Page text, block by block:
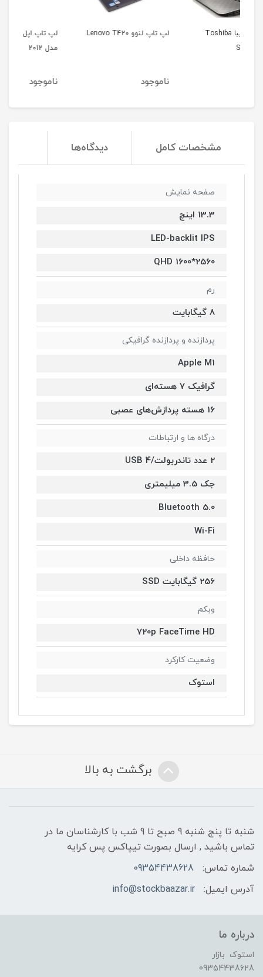
لپ تاپ لنوو Lenovo T420
لپ تاپ اپل مک بوک ایر
مشخصات کامل دیدگاه‌ها
صفحه نمایش
13.3 اینچ
LED-backlit IPS
2560*1600 QHD
رم
8 گیگابایت
پردازنده و پردازنده گرافیکی
Apple M1
گرافیک 7 هسته‌ای
16 هسته پردازش‌های عصبی
درگاه ها و ارتباطات
2 عدد تاندربولت/USB 4
جک 3.5 میلیمتری
Bluetooth 5.0
Wi-Fi
حافظه داخلی
256 گیگابایت SSD
وبکم
720p FaceTime HD
وضعیت کارکرد
استوک
برگشت به بالا
شنبه تا پنج شنبه 9 صبح تا 9 شب با کارشناسان ما در
تماس باشید , ارسال بصورت تیپاکس پس کرایه
شماره تماس:
09354438628
آدرس ایمیل:
info@stockbaazar.ir
درباره ما
استوک بازار
09354438628